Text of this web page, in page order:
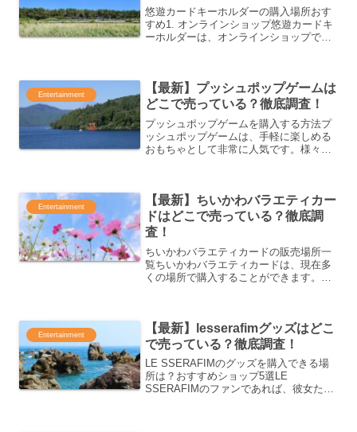
悠遊カードキーホルダーの購入場所おす
すめ1. オンラインショップ悠遊カードキ
ーホルダーは、オンラインショップでの
ップでは、種類やデザイ...
Entertainment
【最新】プッシュポップゲームは
どこで売っている？徹底調査！
プッシュポップゲームを購入する方法プ
ッシュポップゲームは、手軽に楽しめる
おもちゃとして非常に人気です。様々な
プゲームを購入するための...
Entertainment
【最新】ちいかわバラエティカー
ドはどこで売っている？徹底調
査！
ちいかわバラエティカードの販売場所一
覧ちいかわバラエティカードは、現在多
くの場所で購入することができます。オ
インショップオンラインシ...
Entertainment
【最新】lesserafimグッズはどこ
で売っている？徹底調査！
LE SSERAFIMのグッズを購入できる場
所は？おすすめショップ5選LE
SSERAFIMのファンであれば、彼女たち